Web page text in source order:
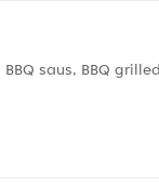
saus, BBQ